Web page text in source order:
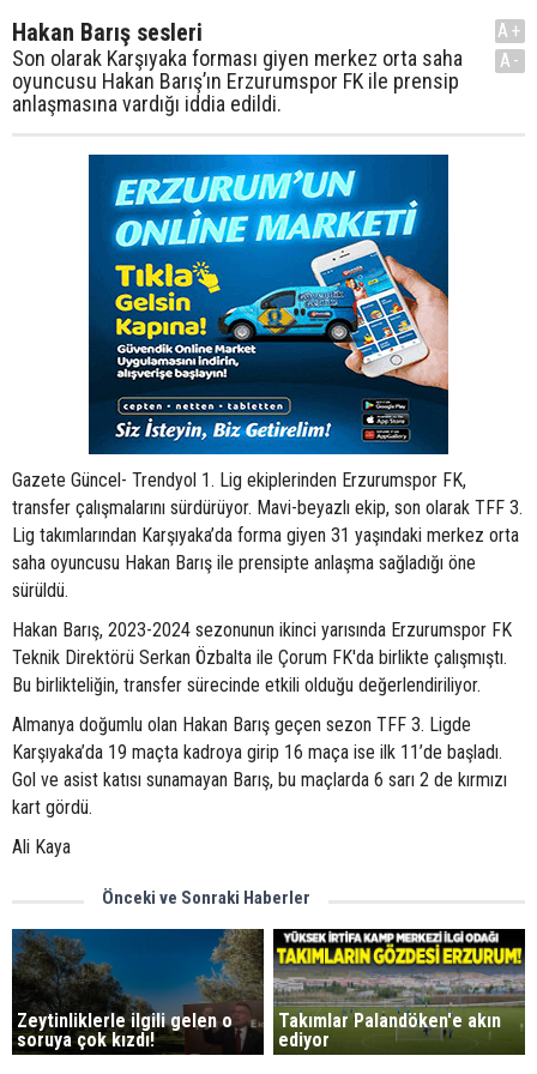
Hakan Barış sesleri
Son olarak Karşıyaka forması giyen merkez orta saha
oyuncusu Hakan Barış’ın Erzurumspor FK ile prensip
anlaşmasına vardığı iddia edildi.
A+
A-
Gazete Güncel- Trendyol 1. Lig ekiplerinden Erzurumspor FK,
transfer çalışmalarını sürdürüyor. Mavi-beyazlı ekip, son olarak TFF 3.
Lig takımlarından Karşıyaka’da forma giyen 31 yaşındaki merkez orta
saha oyuncusu Hakan Barış ile prensipte anlaşma sağladığı öne
sürüldü.
Hakan Barış, 2023-2024 sezonunun ikinci yarısında Erzurumspor FK
Teknik Direktörü Serkan Özbalta ile Çorum FK'da birlikte çalışmıştı.
Bu birlikteliğin, transfer sürecinde etkili olduğu değerlendiriliyor.
Almanya doğumlu olan Hakan Barış geçen sezon TFF 3. Ligde
Karşıyaka’da 19 maçta kadroya girip 16 maça ise ilk 11’de başladı.
Gol ve asist katısı sunamayan Barış, bu maçlarda 6 sarı 2 de kırmızı
kart gördü.
Ali Kaya
Önceki ve Sonraki Haberler
Zeytinliklerle ilgili gelen o
soruya çok kızdı!
Takımlar Palandöken'e akın
ediyor